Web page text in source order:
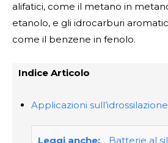
alifatici, come il metano in
etanolo, e gli idrocarburi
come il benzene in fenolo.
Indice Articolo
Applicazioni
Leggi anche:
Batterie al